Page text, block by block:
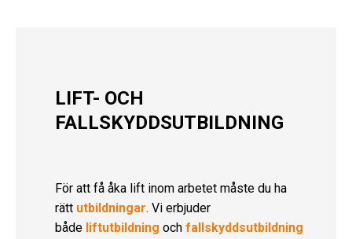
LIFT- OCH
FALLSKYDDSUTBILDNING
För att få åka lift inom arbetet måste du ha
rätt utbildningar. Vi erbjuder
både liftutbildning och fallskyddsutbildning